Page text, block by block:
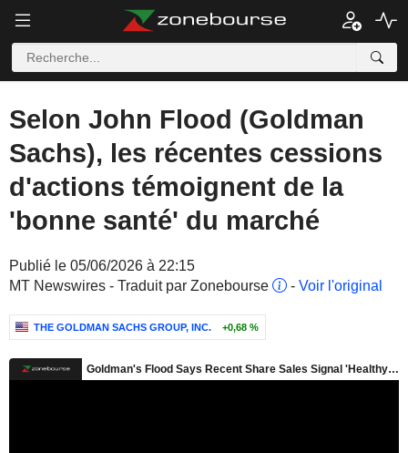
Selon John Flood (Goldman
Sachs), les récentes cessions
d'actions témoignent de la
'bonne santé' du marché
Publié le 05/06/2026 à 22:15
MT Newswires - Traduit par Zonebourse
- Voir l'original
THE GOLDMAN SACHS GROUP, INC. +0,68 %